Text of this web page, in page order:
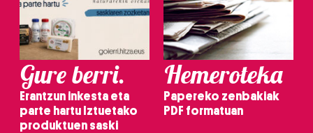
Gure berri.
Erantzun inkesta eta
parte hartu Iztuetako
produktuen saski
Hemeroteka
Papereko zenbakiak
PDF formatuan